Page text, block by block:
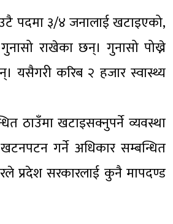
पदमा ३/४ जनालाई खटाइएको,
राखेका छन्। गुनासो पोख्ने
यसैगरी करिब २ हजार स्वास्थ्य
ठाउँमा खटाइसक्नुपर्ने व्यवस्था
गर्ने अधिकार सम्बन्धित
प्रदेश सरकारलाई कुनै मापदण्ड